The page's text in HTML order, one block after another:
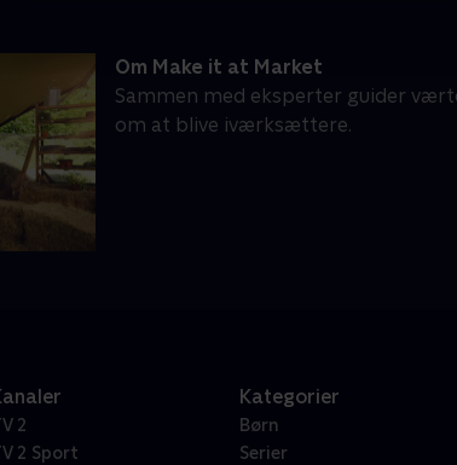
Om Make it at Market
Sammen med eksperter guider
om at blive iværksættere.
2
2 Sport
Kategorier
Børn
Serier